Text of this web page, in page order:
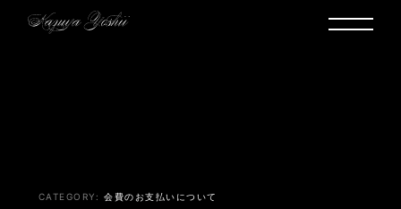
会費のお支払いについて